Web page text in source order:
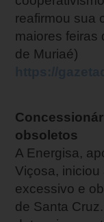
reafirmou sua
maiores feiras
de Muriaé)
obsoletos
A Energisa,
Viçosa,
excessivo e
de Santa